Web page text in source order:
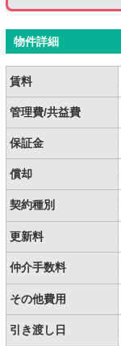
物件詳細
賃料
管理費/共益費
保証金
償却
契約種別
更新料
仲介手数料
その他費用
引き渡し日